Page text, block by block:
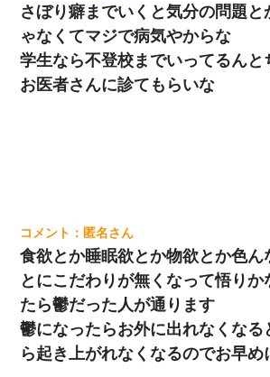
さぼり癖までいくと気分の問題と
ゃなくてマジで病気やからな
学生なら不登校までいってるんと
お医者さんに診てもらいな
匿名
食欲とか睡眠欲とか物欲とか色ん
とにこだわりが無くなって悟りか
たら鬱だった人が通ります
鬱になったらお外に出れなくなる
ら起き上がれなくなるのでお早め